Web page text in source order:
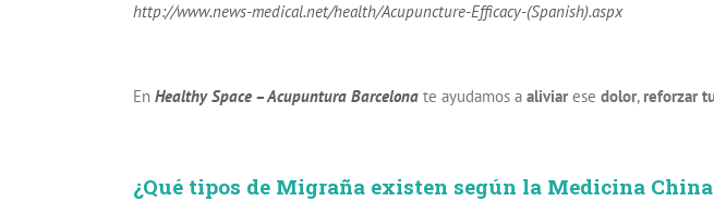
http://www.news-medical.net/health/Acupuncture-Efficacy-(Spanish).aspx
En Healthy Space – Acupuntura Barcelona te ayudamos a aliviar ese dolor, reforzar
¿Qué tipos de Migraña existen según la Medicina